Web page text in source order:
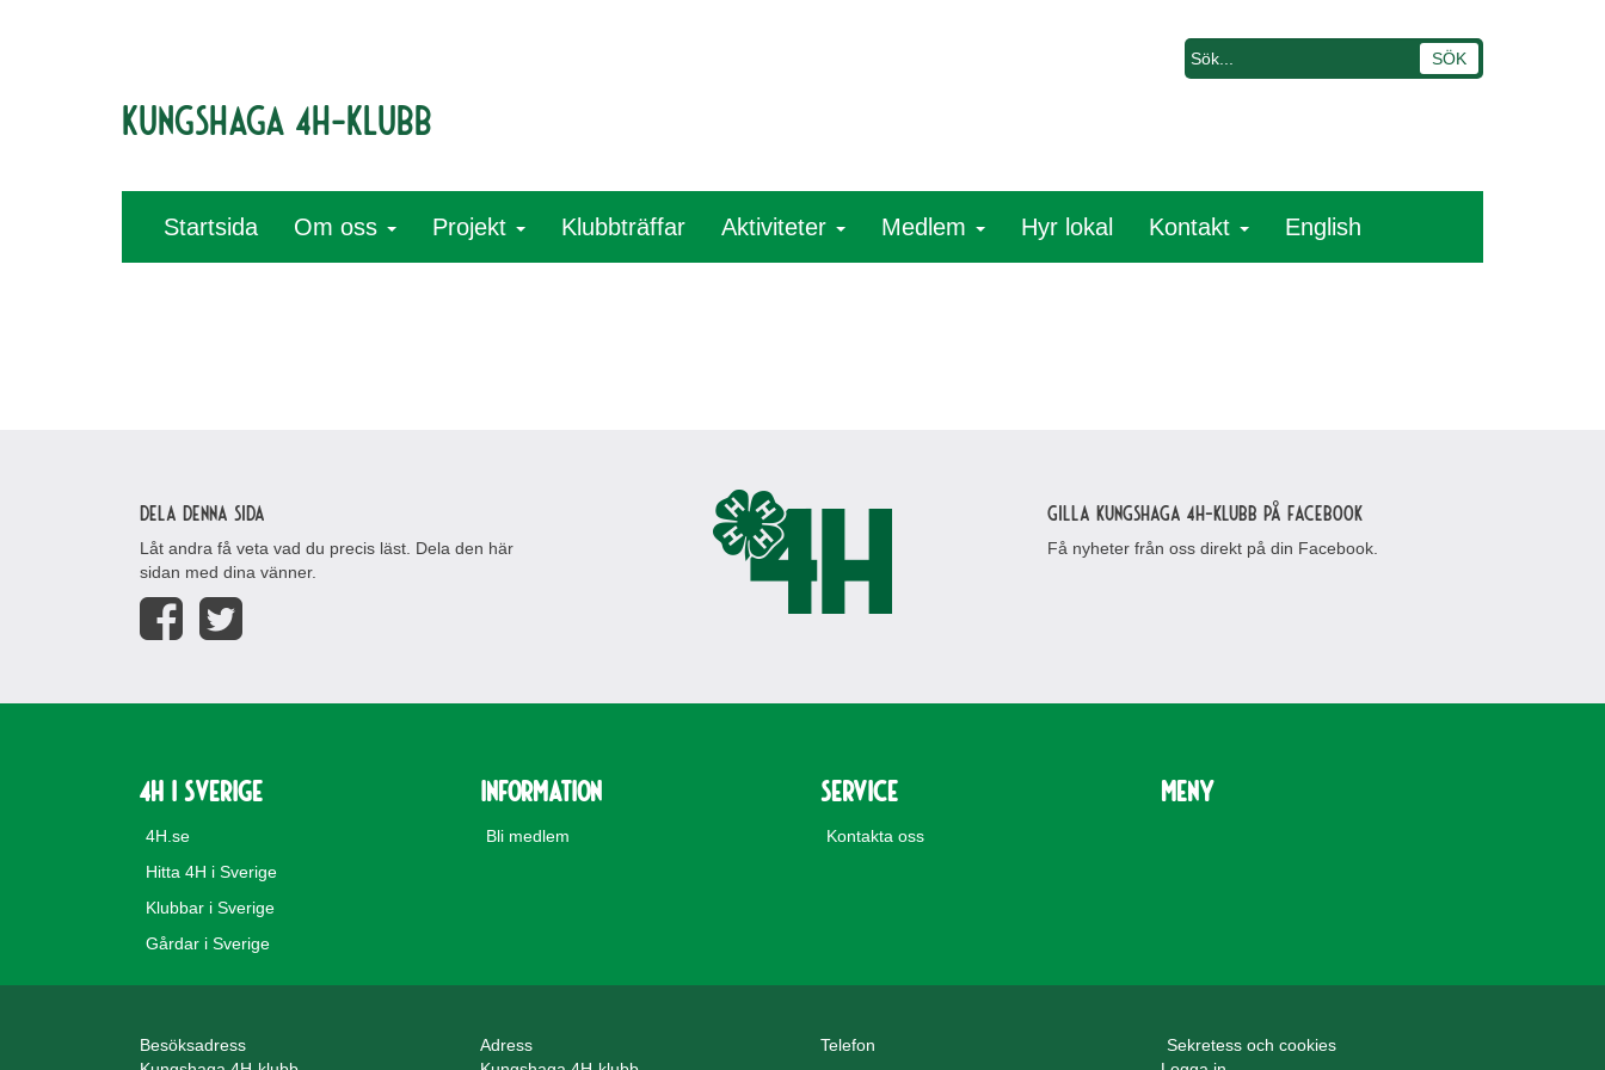
Kungshaga 4H-klubb
Startsida Om oss Projekt Klubbträffar Aktiviteter Medlem Hyr lokal Kontakt English
Dela denna sida
Låt andra få veta vad du precis läst. Dela den här
sidan med dina vänner.
Gilla Kungshaga 4H-klubb på Facebook
Få nyheter från oss direkt på din Facebook.
4H i Sverige
4H.se
Hitta 4H i Sverige
Klubbar i Sverige
Gårdar i Sverige
Information
Bli medlem
Service
Kontakta oss
Meny
Besöksadress
Adress
Telefon
Sekretess och cookies